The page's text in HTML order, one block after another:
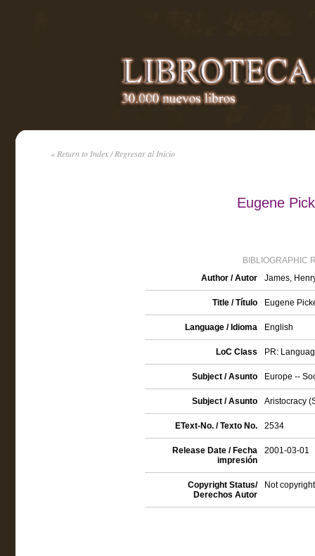
« Return to Index / Regresar al Inicio
Eugene
BIBLIOGRAPHIC
Author / Autor
James,
Title / Título Eugene
Language / Idioma English
LoC Class PR:
Subject / Asunto Europe --
Subject / Asunto Aristocracy
EText-No. / Texto No. 2534
Release Date / Fecha
impresión
2001-03-01
Copyright Status/
Derechos Autor
Not